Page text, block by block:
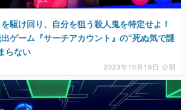
を駆け回り、自分を狙う殺人鬼を特定せよ！
ゲーム『サーチアカウント』の“死ぬ気で謎
らない
2023年10月19日 公開